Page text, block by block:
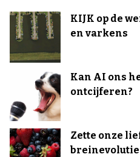
KIJK op de
en varkens
Kan AI ons
ontcijferen?
Zette onze
breinevolutie